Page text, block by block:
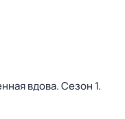
вдова. Сезон 1.